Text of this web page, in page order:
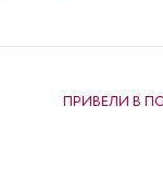
ПРИВЕЛИ В